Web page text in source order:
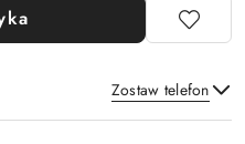
Zostaw telefon